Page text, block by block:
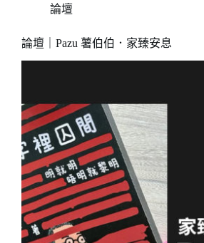
論壇
論壇｜Pazu 薯伯伯．家臻安息